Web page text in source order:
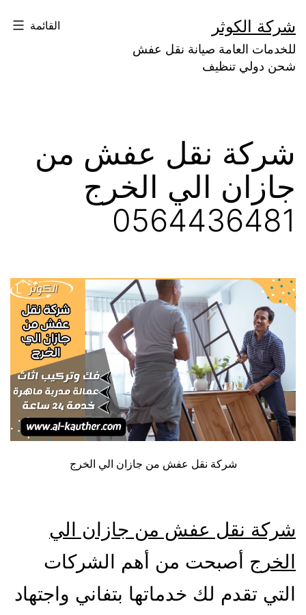
إلى
المحتوى
شركة الكوثر
للخدمات العامة صيانة نقل عفش
شحن دولي تنظيف
القائمة
شركة نقل عفش من
جازان الي الخرج
0564436481
شركة نقل عفش من جازان الي الخرج
شركة نقل عفش من جازان الي
الخرج أصبحت من أهم الشركات
التي تقدم لك خدماتها بتفاني واجتهاد